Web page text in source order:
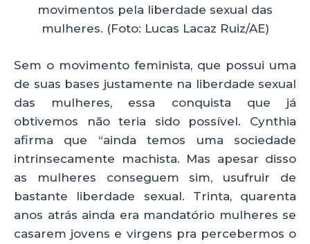
movimentos pela liberdade sexual das
mulheres. (Foto: Lucas Lacaz Ruiz/AE)
Sem o movimento feminista, que possui uma
de suas bases justamente na liberdade sexual
das mulheres, essa conquista que já
obtivemos não teria sido possível. Cynthia
afirma que “ainda temos uma sociedade
intrinsecamente machista. Mas apesar disso
as mulheres conseguem sim, usufruir de
bastante liberdade sexual. Trinta, quarenta
anos atrás ainda era mandatório mulheres se
casarem jovens e virgens pra percebermos o